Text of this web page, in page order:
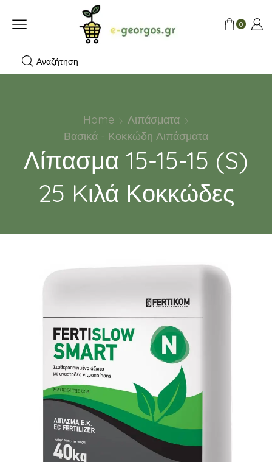
0
Αναζήτηση
Home
Λιπάσματα
Βασικά - Κοκκώδη Λιπάσματα
Λίπασμα 15-15-15 (S)
25 Kιλά Κοκκώδες